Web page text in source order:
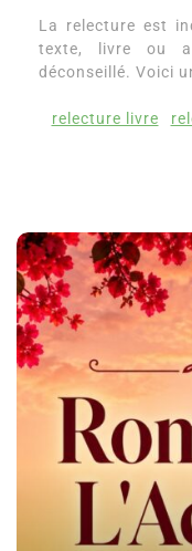
La relecture est
texte, livre ou
déconseillé. Voici
relecture livre